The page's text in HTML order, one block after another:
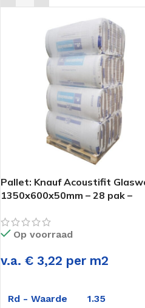
Pallet: Knauf Acoustifit
1350x600x50mm – 28 pak –
Op voorraad
v.a. € 3,22 per m2
Rd - Waarde 1.35